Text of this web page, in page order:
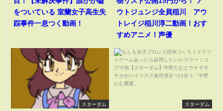
をついている 室蘭女子高生失
踪事件一息つく動画！
ウトジュンジ全員稲川 アウ
トレイジ稲川淳二動画！おす
すめアニメ！声優
スターダム スターダム